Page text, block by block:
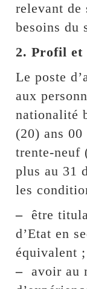
relevant de
besoins du
2. Profil et
Le poste
aux
nationalité
(20) ans
trente-neuf
plus au 31
les
– être
d’Etat en
équivalent ;
– avoir au